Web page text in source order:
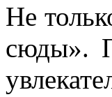
Не
сюды».